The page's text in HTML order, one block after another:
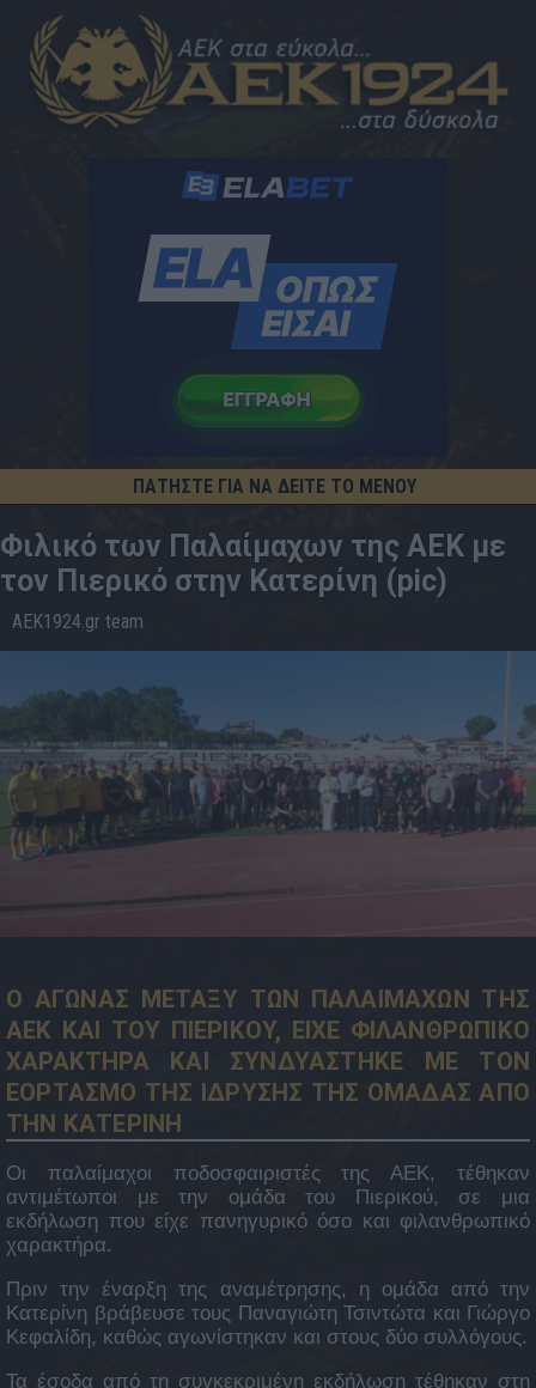
ΠΑΤΗΣΤΕ ΓΙΑ ΝΑ ΔΕΙΤΕ ΤΟ ΜΕΝΟΥ
06.6
21:11
Φιλικό των Παλαίμαχων της ΑΕΚ με
τον Πιερικό στην Κατερίνη (pic)
AEK1924.gr team
Ο ΑΓΩΝΑΣ ΜΕΤΑΞΥ ΤΩΝ ΠΑΛΑΙΜΑΧΩΝ ΤΗΣ
ΑΕΚ ΚΑΙ ΤΟΥ ΠΙΕΡΙΚΟΥ, ΕΙΧΕ ΦΙΛΑΝΘΡΩΠΙΚΟ
ΧΑΡΑΚΤΗΡΑ ΚΑΙ ΣΥΝΔΥΑΣΤΗΚΕ ΜΕ ΤΟΝ
ΕΟΡΤΑΣΜΟ ΤΗΣ ΙΔΡΥΣΗΣ ΤΗΣ ΟΜΑΔΑΣ ΑΠΟ
ΤΗΝ ΚΑΤΕΡΙΝΗ
Οι παλαίμαχοι ποδοσφαιριστές της ΑΕΚ, τέθηκαν
αντιμέτωποι με την ομάδα του Πιερικού, σε μια
εκδήλωση που είχε πανηγυρικό όσο και φιλανθρωπικό
χαρακτήρα.
Πριν την έναρξη της αναμέτρησης, η ομάδα από την
Κατερίνη βράβευσε τους Παναγιώτη Τσιντώτα και Γιώργο
Κεφαλίδη, καθώς αγωνίστηκαν και στους δύο συλλόγους.
Τα έσοδα από τη συγκεκριμένη εκδήλωση τέθηκαν στη